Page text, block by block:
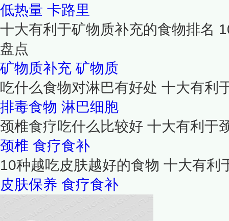
低热量 卡路里
十大有利于矿物质补充的食物排名
盘点
矿物质补充 矿物质
吃什么食物对淋巴有好处 十大有利
排毒食物 淋巴细胞
颈椎食疗吃什么比较好 十大有利于
颈椎 食疗食补
10种越吃皮肤越好的食物 十大有利
皮肤保养 食疗食补